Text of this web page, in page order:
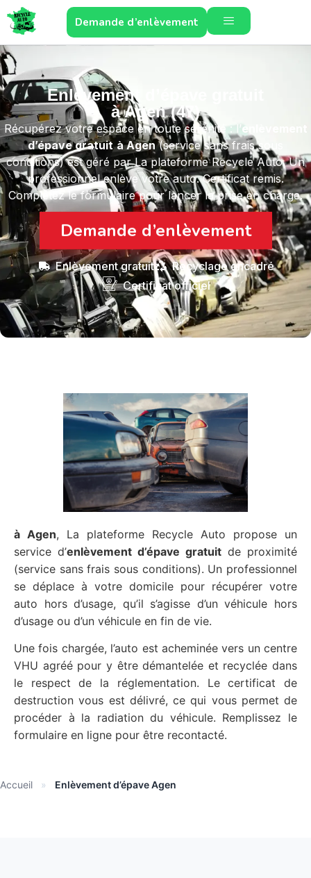
Demande d’enlèvement
Enlèvement d’épave gratuit
à Agen (47)
Récupérez votre espace en toute sérénité : l’enlèvement
d’épave gratuit à Agen(service sans frais sous
conditions) est géré par La plateforme Recycle Auto. Un
professionnel enlève votre auto. Certificat remis.
Complétez le formulaire pour lancer la prise en charge.
Demande d’enlèvement
Enlèvement gratuit
Recyclage encadré
Certificat officiel
à Agen, La plateforme Recycle Auto propose un
service d’enlèvement d’épave gratuit de proximité
(service sans frais sous conditions). Un professionnel
se déplace à votre domicile pour récupérer votre
auto hors d’usage, qu’il s’agisse d’un véhicule hors
d’usage ou d’un véhicule en fin de vie.
Une fois chargée, l’auto est acheminée vers un centre
VHU agréé pour y être démantelée et recyclée dans
le respect de la réglementation. Le certificat de
destruction vous est délivré, ce qui vous permet de
procéder à la radiation du véhicule. Remplissez le
formulaire en ligne pour être recontacté.
Accueil » Enlèvement d’épave Agen